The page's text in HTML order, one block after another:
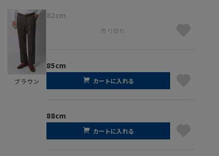
ブラウン
82cm
売り切れ
85cm
カートに入れる
88cm
カートに入れる